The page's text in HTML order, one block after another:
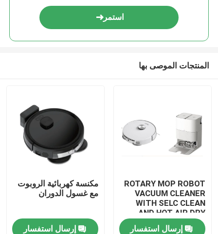
استمر
المنتجات الموصى بها
ROTARY MOP ROBOT
VACUUM CLEANER
WITH SELC CLEAN
AND HOT AIR DRY
MOP
إرسال استفسار
مكنسة كهربائية الروبوت
مع غسول الدوران
إرسال استفسار